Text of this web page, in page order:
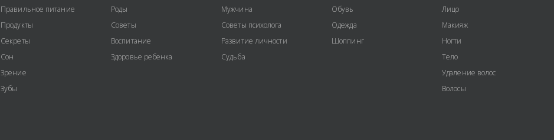
Правильное питание
Продукты
Секреты
Сон
Зрение
Зубы
Роды
Советы
Воспитание
Здоровье ребенка
Мужчина
Советы психолога
Развитие личности
Судьба
Обувь
Одежда
Шоппинг
Лицо
Макияж
Ногти
Тело
Удаление волос
Волосы